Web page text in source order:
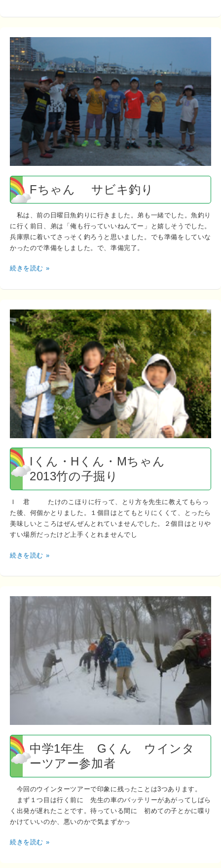
Fちゃん サビキ釣り
私は、前の日曜日魚釣りに行きました。弟も一緒でした。魚釣り
に行く前日、弟は「俺も行っていいねんてー」と嬉しそうでした。
兵庫県に着いてさっそく釣ろうと思いました。でも準備をしていな
かったので準備をしました。で、準備完了。
F
ち
ゃ
サ
ビ
キ
釣
り
続きを読む »
Iくん・Hくん・Mちゃん
2013竹の子掘り
Ｉ 君 たけのこほりに行って、とり方を先生に教えてもらっ
た後、何個かとりました。１個目はとてもとりにくくて、とったら
美味しいところはぜんぜんとれていませんでした。２個目はとりや
すい場所だったけど上手くとれませんでし
I
く
ん・
H
く
ん・
M
ち
ゃ
ん
2013
竹
子
掘
り
続きを読む »
中学1年生 Gくん ウインタ
ーツアー参加者
今回のウインターツアーで印象に残ったことは3つあります。
まず１つ目は行く前に 先生の車のバッテリーがあがってしばら
く出発が遅れたことです。待っている間に 初めての子とかに喋り
かけていいのか、悪いのかで気まずかっ
中
く
ウ
ツ
ア
ー
参
続きを読む »